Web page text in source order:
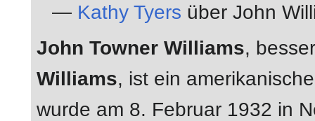
— Kathy Tyers über John
John Towner Williams,
Williams, ist ein
wurde am 8. Februar 1932 in